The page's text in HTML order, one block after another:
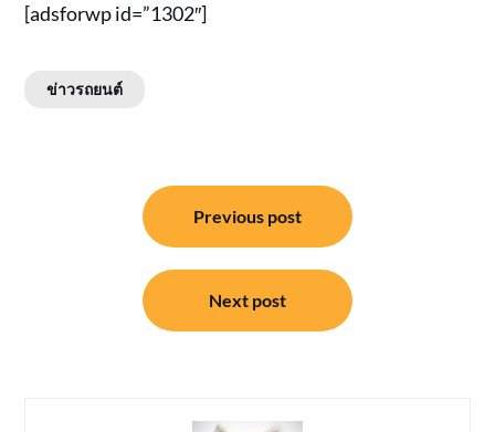
[adsforwp id=”1302″]
ข่าวรถยนต์
Previous post
Next post